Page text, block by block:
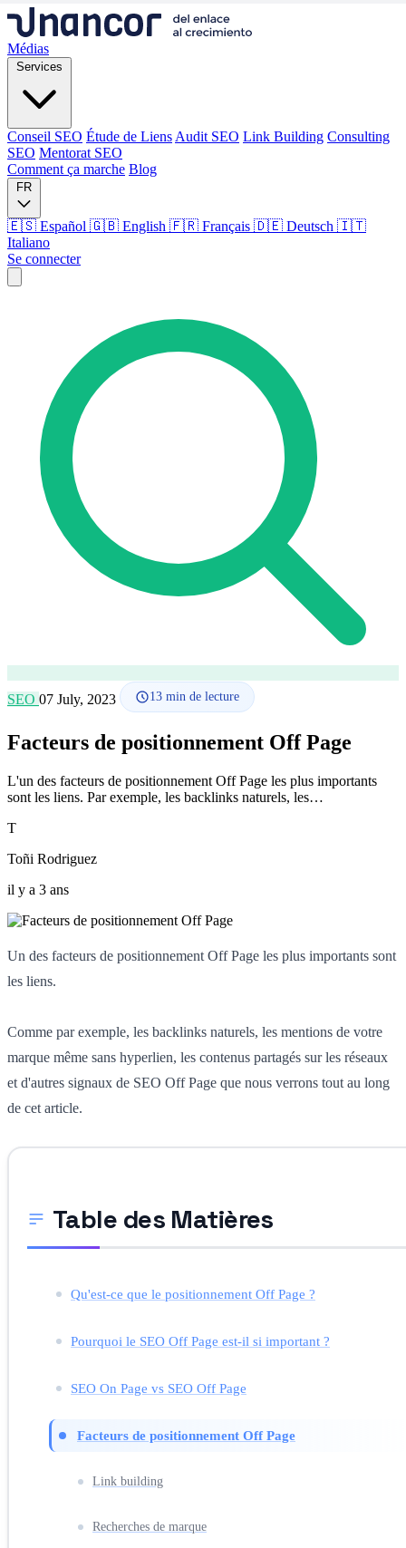
Médias
Services
Conseil SEO Étude de Liens Audit SEO Link Building Consulting
SEO Mentorat SEO
Comment ça marche Blog
FR
🇪🇸 Español 🇬🇧 English 🇫🇷 Français 🇩🇪 Deutsch 🇮🇹
Italiano
Se connecter
Conseil SEO Étude de Liens Link Building
Mentorat SEO
Comment ça marche
Langue
🇪🇸 ES
🇬🇧 EN
Se connecter
SEO 07 July, 2023 13 min de lecture
Facteurs de positionnement Off Page
L'un des facteurs de positionnement Off Page les plus importants
sont les liens. Par exemple, les backlinks naturels, les…
T
Toñi Rodriguez
il y a 3 ans
Un des facteurs de positionnement Off Page les plus importants sont
les liens.
Comme par exemple, les backlinks naturels, les mentions de votre
marque même sans hyperlien, les contenus partagés sur les réseaux
et d'autres signaux de SEO Off Page que nous verrons tout au long
de cet article.
Table des Matières
Qu'est-ce que le positionnement Off Page ?
Pourquoi le SEO Off Page est-il si important ?
SEO On Page vs SEO Off Page
Facteurs de positionnement Off Page
Link building
Recherches de marque